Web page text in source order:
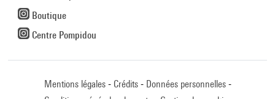
Boutique
Centre Pompidou
Mentions légales Crédits
Données personnelles